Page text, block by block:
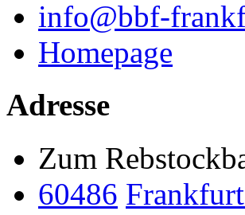
info@bbf-
Homepage
Adresse
Zum
60486